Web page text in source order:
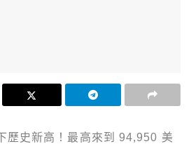
歷史新高！最高來到 94,950 美